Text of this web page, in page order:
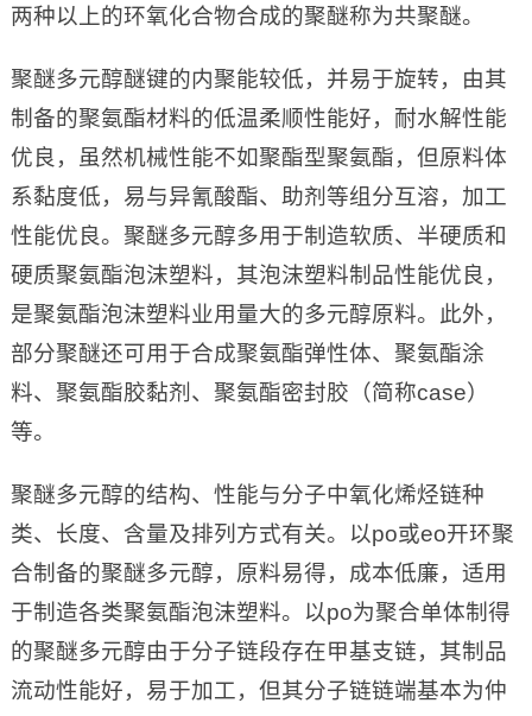
两种以上的环氧化合物合成的聚醚称为共聚醚。
聚醚多元醇醚键的内聚能较低，并易于旋转，由其
制备的聚氨酯材料的低温柔顺性能好，耐水解性能
优良，虽然机械性能不如聚酯型聚氨酯，但原料体
系黏度低，易与异氰酸酯、助剂等组分互溶，加工
性能优良。聚醚多元醇多用于制造软质、半硬质和
硬质聚氨酯泡沫塑料，其泡沫塑料制品性能优良，
是聚氨酯泡沫塑料业用量大的多元醇原料。此外，
部分聚醚还可用于合成聚氨酯弹性体、聚氨酯涂
料、聚氨酯胶黏剂、聚氨酯密封胶（简称case）
等。
聚醚多元醇的结构、性能与分子中氧化烯烃链种
类、长度、含量及排列方式有关。以po或eo开环聚
合制备的聚醚多元醇，原料易得，成本低廉，适用
于制造各类聚氨酯泡沫塑料。以po为聚合单体制得
的聚醚多元醇由于分子链段存在甲基支链，其制品
流动性能好，易于加工，但其分子链链端基本为仲